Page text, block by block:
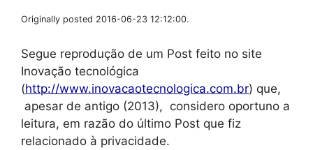
Originally posted 2016-06-23 12:12:00.
Segue reprodução de um Post feito no site
Inovação tecnológica
(http://www.inovacaotecnologica.com.br) que,
apesar de antigo (2013), considero oportuno a
leitura, em razão do último Post que fiz
relacionado à privacidade.